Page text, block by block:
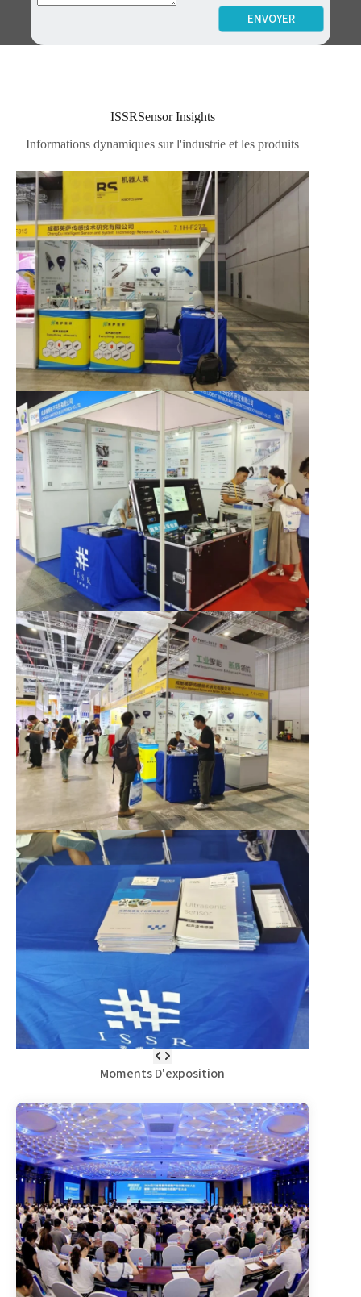
ENVOYER
ISSRSensor Insights
Informations dynamiques sur l'industrie et les produits
Moments D'exposition